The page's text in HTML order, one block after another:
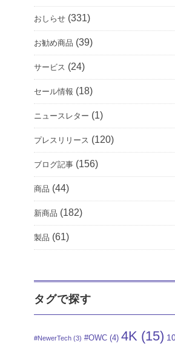
おしらせ (331)
お勧め商品 (39)
サービス (24)
セール情報 (18)
ニュースレター (1)
プレスリリース (120)
ブログ記事 (156)
商品 (44)
新商品 (182)
製品 (61)
タグで探す
#NewerTech (3) #OWC (4) 4K (15)